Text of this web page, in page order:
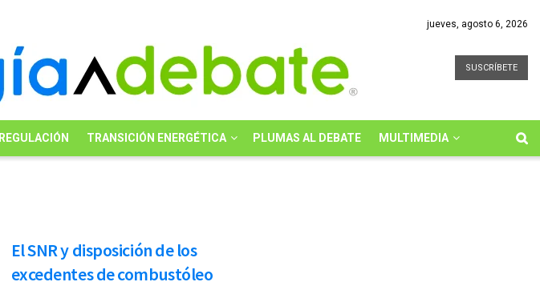
jueves, agosto 6, 2026
SUSCRÍBETE
REGULACIÓN TRANSICIÓN ENERGÉTICA PLUMAS AL DEBATE MULTIMEDIA
El SNR y disposición de los
excedentes de combustóleo